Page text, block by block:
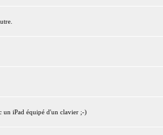
un iPad équipé d'un clavier ;-)